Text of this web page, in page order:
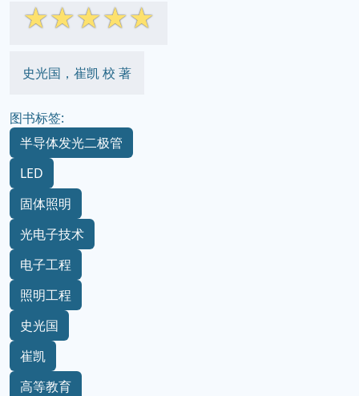
☆☆☆☆☆
史光国，崔凯 校 著
图书标签:
半导体发光二极管
LED
固体照明
光电子技术
电子工程
照明工程
史光国
崔凯
高等教育